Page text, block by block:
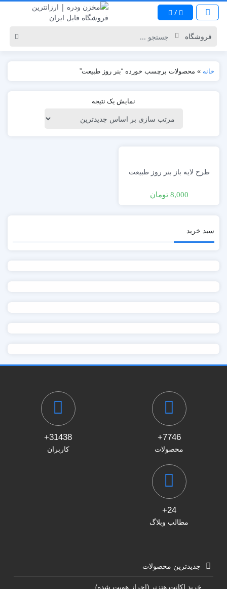
/
خانه » محصولات برچسب خورده “بنر روز طبیعت”
نمایش یک نتیجه
طرح لایه باز بنر روز طبیعت
8,000 تومان
سبد خرید
7746+
محصولات
31438+
کاربران
24+
مطالب وبلاگ
جدیدترین محصولات
خرید اکانت هتزنر (احراز هویت شده)